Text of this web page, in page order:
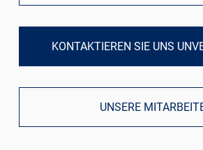
KONTAKTIEREN SIE UNS
UNSERE